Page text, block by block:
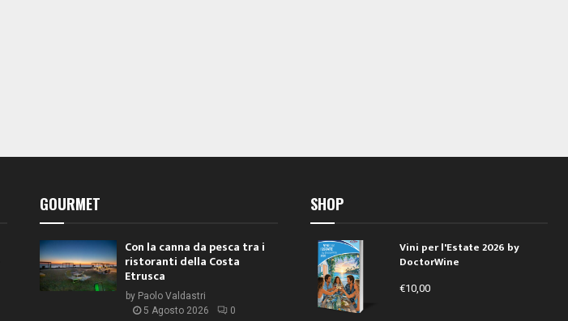
GOURMET
Con la canna da pesca tra i
ristoranti della Costa
Etrusca
by Paolo Valdastri
5 Agosto 2026
0
SHOP
Vini per l'Estate 2026 by
DoctorWine
€10,00